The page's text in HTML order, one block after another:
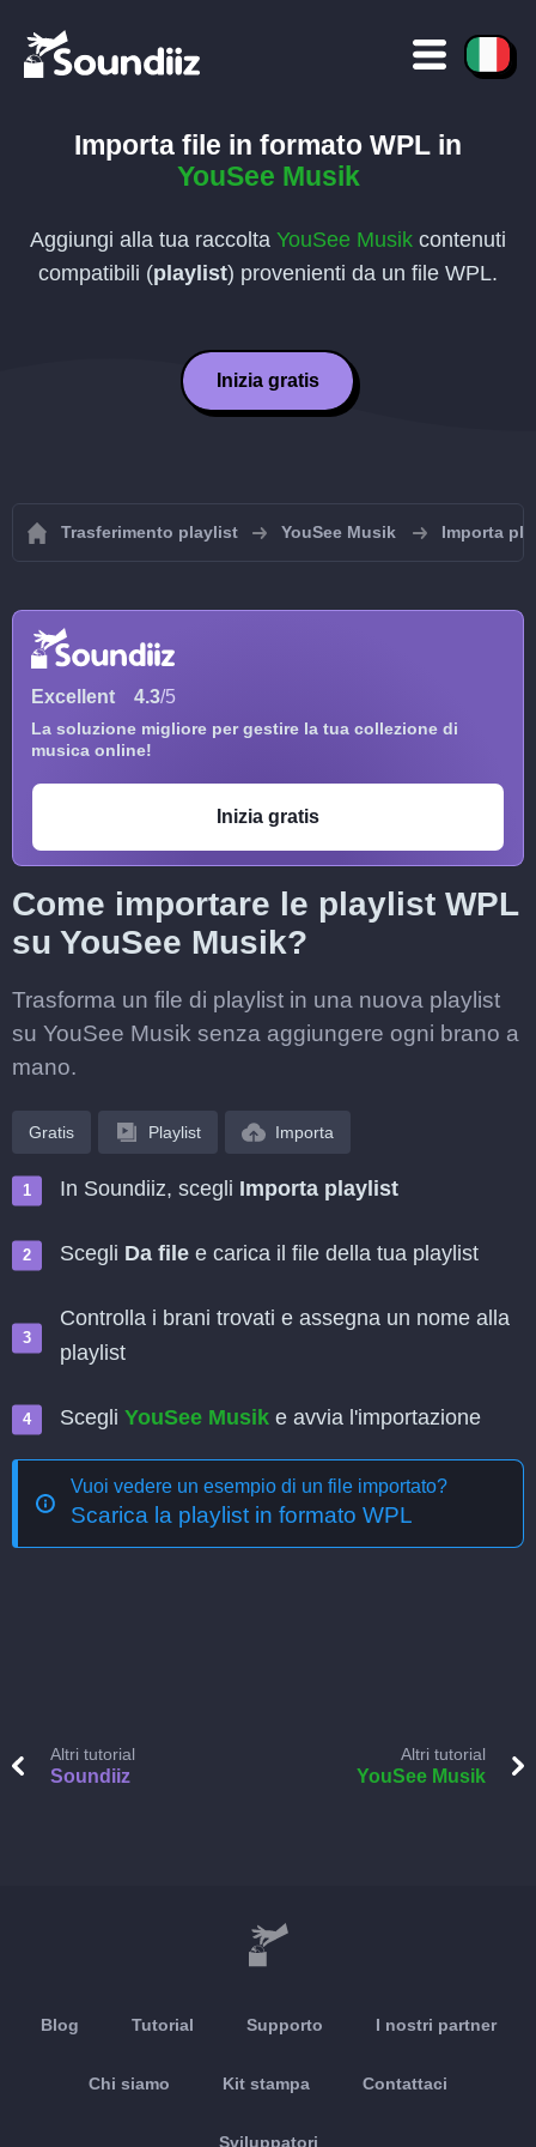
Importa file in formato WPL in
YouSee Musik
Aggiungi alla tua raccolta YouSee Musik contenuti
compatibili (playlist) provenienti da un file WPL.
Inizia gratis
Trasferimento playlist YouSee Musik Importa
Excellent 4.3/5
La soluzione migliore per gestire la tua collezione di
musica online!
Inizia gratis
Come importare le playlist WPL
su YouSee Musik?
Trasforma un file di playlist in una nuova playlist
su YouSee Musik senza aggiungere ogni brano a
mano.
Gratis Playlist Importa
In Soundiiz, scegli Importa playlist
Scegli Da file e carica il file della tua playlist
Controlla i brani trovati e assegna un nome alla
playlist
Scegli YouSee Musik e avvia l'importazione
Vuoi vedere un esempio di un file importato?
Scarica la playlist in formato WPL
Altri tutorial
Soundiiz
Altri tutorial
YouSee Musik
Blog Tutorial Supporto I nostri partner
Chi siamo Kit stampa Contattaci
Sviluppatori